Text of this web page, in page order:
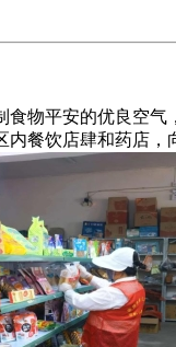
平安的优良空气
餐饮店肆和药店